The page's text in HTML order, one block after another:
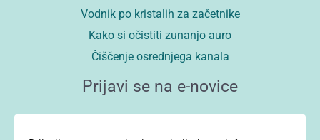
Vodnik po kristalih za začetnike
Kako si očistiti zunanjo auro
Čiščenje osrednjega kanala
Prijavi se na e-novice